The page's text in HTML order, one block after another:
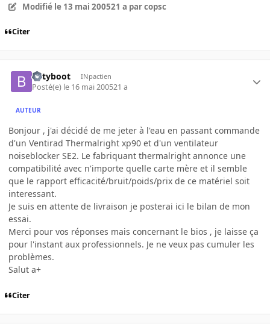
Modifié le 13 mai 200521 a par copsc
Citer
betyboot INpactien
Posté(e) le 16 mai 200521 a
AUTEUR
Bonjour , j'ai décidé de me jeter à l'eau en passant commande
d'un Ventirad Thermalright xp90 et d'un ventilateur
noiseblocker SE2. Le fabriquant thermalright annonce une
compatibilité avec n'importe quelle carte mère et il semble
que le rapport efficacité/bruit/poids/prix de ce matériel soit
interessant.
Je suis en attente de livraison je posterai ici le bilan de mon
essai.
Merci pour vos réponses mais concernant le bios , je laisse ça
pour l'instant aux professionnels. Je ne veux pas cumuler les
problèmes.
Salut a+
Citer